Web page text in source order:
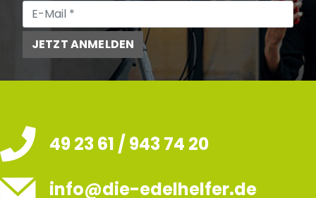
JETZT ANMELDEN
49 23 61 / 943 74 20
info@die-edelhelfer.de